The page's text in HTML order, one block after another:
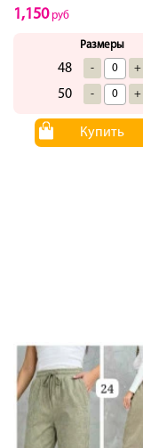
1,150руб
Размеры
48 - +
50 - +
Купить